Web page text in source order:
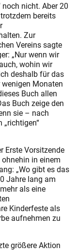
noch nicht. Aber 20
bereits
Zur
Vereins sagte
„Nur wenn wir
wohin wir
deshalb für das
Monaten
Buch allen
Buch zeige den
sie – nach
„richtigen“
Erste Vorsitzende
in einem
„Wo gibt es das
Jahre lang am
als eine
Kinderfeste als
aufnehmen zu
größere Aktion